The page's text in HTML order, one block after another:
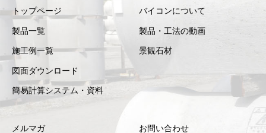
トップページ
製品一覧
施工例一覧
図面ダウンロード
簡易計算システム・資料
バイコンについて
製品・工法の動画
景観石材
メルマガ お問い合わせ